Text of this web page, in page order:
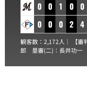
0 0 1 0 0
0 0 0 2 4
観客数：2,172人｜ 【審
郎 塁審(二)： 長井功一